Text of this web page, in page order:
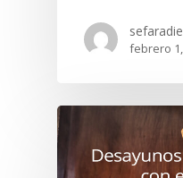
febrero